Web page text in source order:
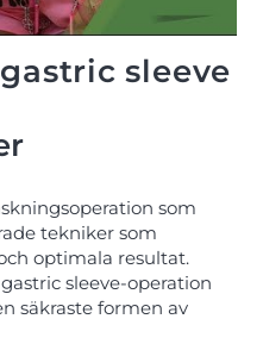
sleeve
som
tekniker som
optimala resultat.
sleeve-operation
säkraste formen av